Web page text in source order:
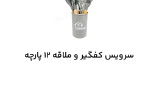
سرویس کفگیر و ملاقه 12 پارچه